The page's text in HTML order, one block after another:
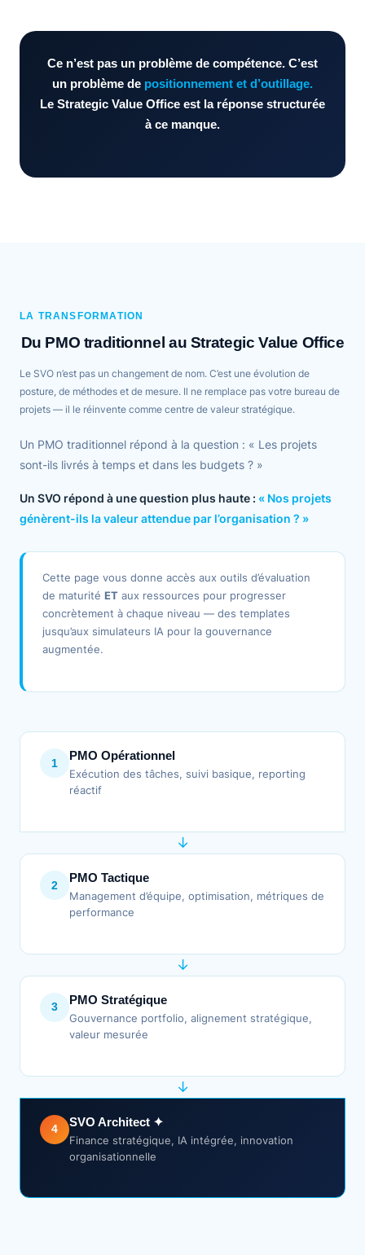
Ce n’est pas un problème de compétence. C’est
un problème de positionnement et d’outillage.
Le Strategic Value Office est la réponse structurée
à ce manque.
LA TRANSFORMATION
Du PMO traditionnel au Strategic Value Office
Le SVO n’est pas un changement de nom. C’est une évolution de
posture, de méthodes et de mesure. Il ne remplace pas votre bureau de
projets — il le réinvente comme centre de valeur stratégique.
Un PMO traditionnel répond à la question : « Les projets
sont-ils livrés à temps et dans les budgets ? »
Un SVO répond à une question plus haute : « Nos projets
génèrent-ils la valeur attendue par l’organisation ? »
Cette page vous donne accès aux outils d’évaluation
de maturité ET aux ressources pour progresser
concrètement à chaque niveau — des templates
jusqu’aux simulateurs IA pour la gouvernance
augmentée.
1
PMO Opérationnel
Exécution des tâches, suivi basique, reporting
réactif
↓
2
PMO Tactique
Management d’équipe, optimisation, métriques de
performance
↓
3
PMO Stratégique
Gouvernance portfolio, alignement stratégique,
valeur mesurée
↓
4
SVO Architect ✦
Finance stratégique, IA intégrée, innovation
organisationnelle